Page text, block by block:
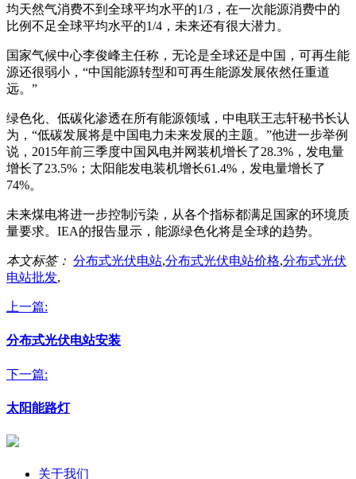
均天然气消费不到全球平均水平的1/3，在一次能源消费中的
比例不足全球平均水平的1/4，未来还有很大潜力。
国家气候中心李俊峰主任称，无论是全球还是中国，可再生能
源还很弱小，“中国能源转型和可再生能源发展依然任重道
远。”
绿色化、低碳化渗透在所有能源领域，中电联王志轩秘书长认
为，“低碳发展将是中国电力未来发展的主题。”他进一步举例
说，2015年前三季度中国风电并网装机增长了28.3%，发电量
增长了23.5%；太阳能发电装机增长61.4%，发电量增长了
74%。
未来煤电将进一步控制污染，从各个指标都满足国家的环境质
量要求。IEA的报告显示，能源绿色化将是全球的趋势。
本文标签： 分布式光伏电站,分布式光伏电站价格,分布式光伏
电站批发,
上一篇:
分布式光伏电站安装
下一篇:
太阳能路灯
关于我们